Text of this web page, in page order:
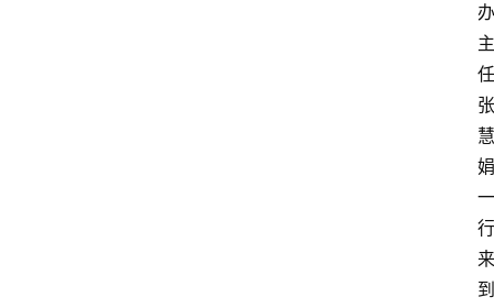
办
主
任
张
慧
娟
一
行
来
到